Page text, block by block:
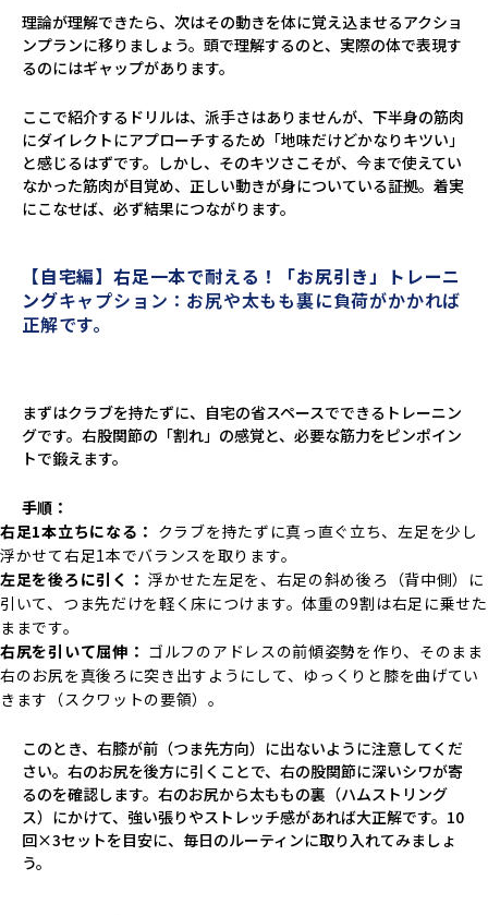
理論が理解できたら、次はその動きを体に覚え込ませるアクショ
ンプランに移りましょう。頭で理解するのと、実際の体で表現す
るのにはギャップがあります。
ここで紹介するドリルは、派手さはありませんが、下半身の筋肉
にダイレクトにアプローチするため「地味だけどかなりキツい」
と感じるはずです。しかし、そのキツさこそが、今まで使えてい
なかった筋肉が目覚め、正しい動きが身についている証拠。着実
にこなせば、必ず結果につながります。
【自宅編】右足一本で耐える！「お尻引き」トレーニ
ングキャプション：お尻や太もも裏に負荷がかかれば
正解です。
まずはクラブを持たずに、自宅の省スペースでできるトレーニン
グです。右股関節の「割れ」の感覚と、必要な筋力をピンポイン
トで鍛えます。
手順：
右足1本立ちになる： クラブを持たずに真っ直ぐ立ち、左足を少し
浮かせて右足1本でバランスを取ります。
左足を後ろに引く： 浮かせた左足を、右足の斜め後ろ（背中側）に
引いて、つま先だけを軽く床につけます。体重の9割は右足に乗せた
ままです。
右尻を引いて屈伸： ゴルフのアドレスの前傾姿勢を作り、そのまま
右のお尻を真後ろに突き出すようにして、ゆっくりと膝を曲げてい
きます（スクワットの要領）。
このとき、右膝が前（つま先方向）に出ないように注意してくだ
さい。右のお尻を後方に引くことで、右の股関節に深いシワが寄
るのを確認します。右のお尻から太ももの裏（ハムストリング
ス）にかけて、強い張りやストレッチ感があれば大正解です。10
回×3セットを目安に、毎日のルーティンに取り入れてみましょ
う。